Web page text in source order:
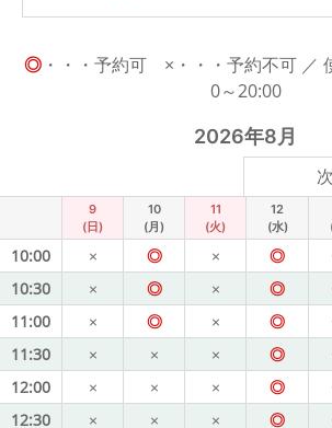
◎ ・・・予約可 ×・・・予約不可 ／
0～20:00
2026年8月
9
(日)
10
(月)
11
(火)
12
(水)
10:00 × ◎ × ◎
10:30
× ◎ × ◎
11:00
× ◎ × ◎
11:30
× × × ◎
12:00
× × × ◎
12:30
× × × ◎